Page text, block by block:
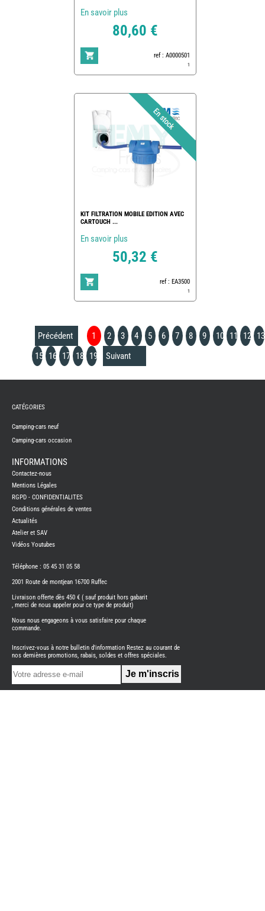
En savoir plus
80,60 €
ref : A0000501
1
KIT FILTRATION MOBILE EDITION AVEC
CARTOUCH ...
En savoir plus
50,32 €
ref : EA3500
1
Précédent 1 2 3 4 5 6 7 8 9 10 11 12
13
15
16 17 18 19 Suivant
CAMPING-
NEUFS
CAMPING-
CAMPING-
BENIMAR
CAMPING-
CARADO
CAMPING-
ITINEO
CAMPING-
OCCASION
CARADO
NEUFS
FOURGON
BENIMAR
FOURGON
CATÉGORIES
Camping-cars neuf
Camping-cars occasion
INFORMATIONS
Contactez-nous
Mentions Légales
RGPD - CONFIDENTIALITES
Conditions générales de ventes
Actualités
Atelier et SAV
Vidéos Youtubes
Téléphone : 05 45 31 05 58
2001 Route de montjean 16700 Ruffec
Livraison offerte dès 450 € ( sauf produit hors gabarit
, merci de nous appeler pour ce type de produit)
Nous nous engageons à vous satisfaire pour chaque
commande.
Inscrivez-vous à notre bulletin d'information Restez au courant de
nos dernières promotions, rabais, soldes et offres spéciales.